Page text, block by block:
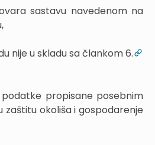
sastavu navedenom na
nije u skladu sa člankom 6.
propisane posebnim
zaštitu okoliša i gospodarenje